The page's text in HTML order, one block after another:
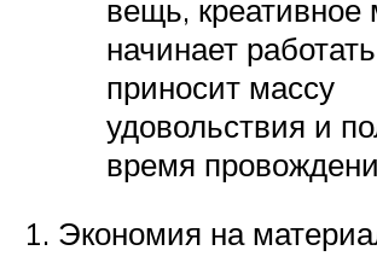
вещь,
начинает
приносит массу
удовольствия и
время
Экономия на